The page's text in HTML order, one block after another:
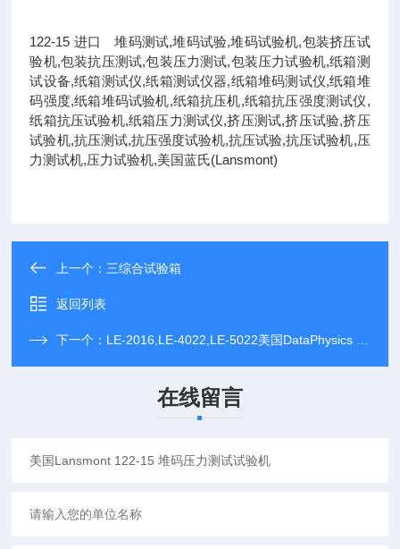
122-15 进口堆码测试,堆码试验,堆码试验机,包装挤压试
验机,包装抗压测试,包装压力测试,包装压力试验机,纸箱测
试设备,纸箱测试仪,纸箱测试仪器,纸箱堆码测试仪,纸箱堆
码强度,纸箱堆码试验机,纸箱抗压机,纸箱抗压强度测试仪,
纸箱抗压试验机,纸箱压力测试仪,挤压测试,挤压试验,挤压
试验机,抗压测试,抗压强度试验机,抗压试验,抗压试验机,压
力测试机,压力试验机,美国蓝氏(Lansmont)
上一个： 三综合试验箱
返回列表
下一个： LE-2016,LE-4022,LE-5022美国DataPhysics 大型水冷振动台,大型振动平台,振动试验机(进口 迪飞 LE-2016,LE-4022,LE-5022)
在线留言